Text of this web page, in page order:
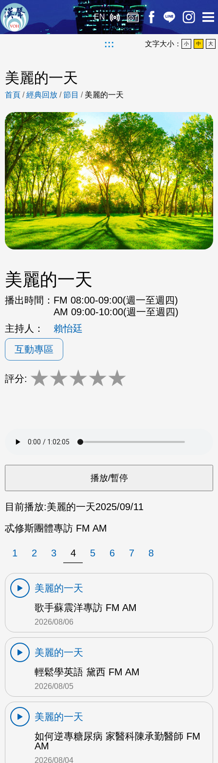
EN
::: 文字大小： 小 中 大
美麗的一天
首頁 /經典回放 /節目 / 美麗的一天
美麗的一天
播出時間： FM 08:00-09:00(週一至週四)
AM 09:00-10:00(週一至週四)
主持人：
賴怡廷
互動專區
評分: ★★★★★
目前播放:美麗的一天2025/09/11
忒修斯團體專訪 FM AM
1 2 3 4 5 6 7 8
美麗的一天
歌手蘇震洋專訪 FM AM
2026/08/06
美麗的一天
輕鬆學英語 黛西 FM AM
2026/08/05
美麗的一天
如何逆專糖尿病 家醫科陳承勤醫師 FM
AM
2026/08/04